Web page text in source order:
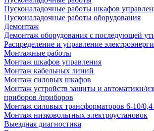
Пусконаладочные работы шкафов
Пусконаладочные работы оборудования
Демонтаж
Демонтаж оборудования с последующей
Распределение и управление
Монтажные работы
Монтаж шкафов управления
Монтаж кабельных линий
Монтаж силовых шкафов
Монтаж устройств защиты и автоматики/
приборов /приборов
Монтаж силовых трансформаторов 6-10/
Монтаж низковольтных электроустановок
Выездная диагностика